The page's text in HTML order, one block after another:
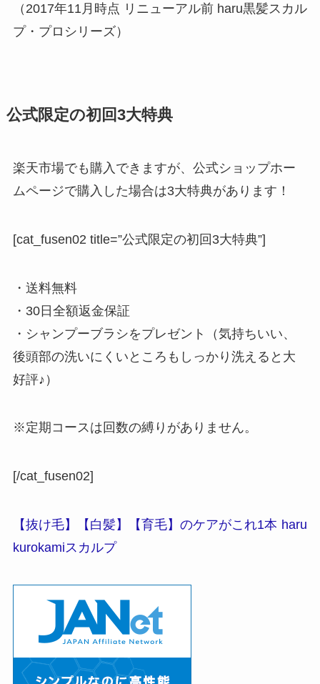
（2017年11月時点 リニューアル前 haru黒髪スカル
プ・プロシリーズ）
公式限定の初回3大特典
楽天市場でも購入できますが、公式ショップホー
ムページで購入した場合は3大特典があります！
[cat_fusen02 title=”公式限定の初回3大特典”]
・送料無料
・30日全額返金保証
・シャンプーブラシをプレゼント（気持ちいい、
後頭部の洗いにくいところもしっかり洗えると大
好評♪）
※定期コースは回数の縛りがありません。
[/cat_fusen02]
【抜け毛】【白髪】【育毛】のケアがこれ1本 haru
kurokamiスカルプ